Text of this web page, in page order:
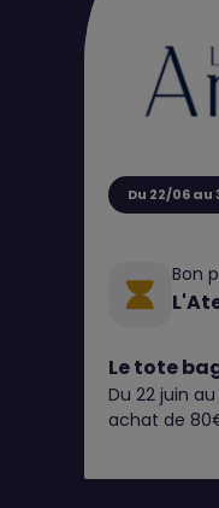
Du 22/06 au
Bon
Le tote
OFFERT
☀️🧡
Du 22 juin
achat de